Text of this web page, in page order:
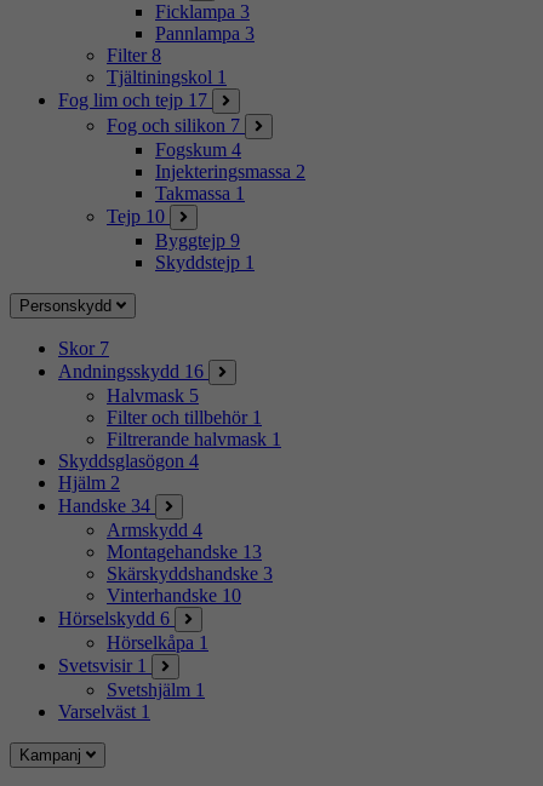
Ficklampa 3
Pannlampa 3
Filter 8
Tjältiningskol 1
Fog lim och tejp 17
Fog och silikon 7
Fogskum 4
Injekteringsmassa 2
Takmassa 1
Tejp 10
Byggtejp 9
Skyddstejp 1
Personskydd
Skor 7
Andningsskydd 16
Halvmask 5
Filter och tillbehör 1
Filtrerande halvmask 1
Skyddsglasögon 4
Hjälm 2
Handske 34
Armskydd 4
Montagehandske 13
Skärskyddshandske 3
Vinterhandske 10
Hörselskydd 6
Hörselkåpa 1
Svetsvisir 1
Svetshjälm 1
Varselväst 1
Kampanj